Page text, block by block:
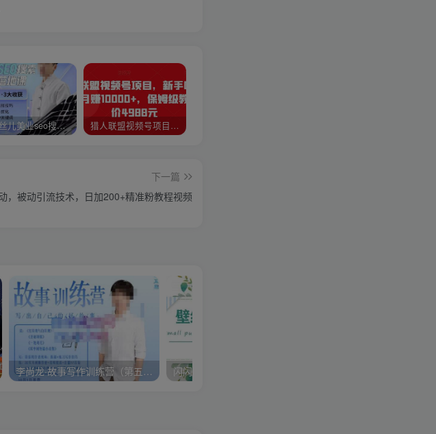
薛老丝儿美业seo搜索流量落地课，一周暴涨20w粉丝，全干货讲解 猎人联盟视频号项目，新手0基础轻松月赚10000+，保姆级教程原价4988元
下一篇
，被动引流技术，日加200+精准粉教程视频
李尚龙·故事写作训练营（第五期），帮助你完成（精读、精写、练习、点评、复盘）的完整闭环